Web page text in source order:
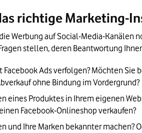
richtige Marketing-
Werbung auf Social-Media-Kanälen
stellen, deren Beantwortung
Facebook Ads verfolgen? Möchten
ohne Bindung im Vordergrund?
eines Produktes in Ihrem eigenen
Facebook-Onlineshop verkaufen?
und Ihre Marken bekannter machen?